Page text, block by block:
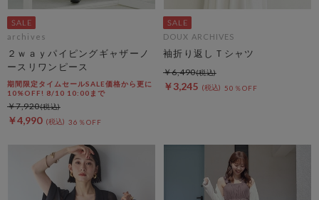
archives
２ｗａｙパイピングギャザーノ
ースリワンピース
期間限定タイムセールSALE価格から更に
10%OFF! 8/10 10:00まで
￥4,990 36％OFF
￥7,920
DOUX ARCHIVES
袖折り返しＴシャツ
￥3,245 50％OFF
￥6,490